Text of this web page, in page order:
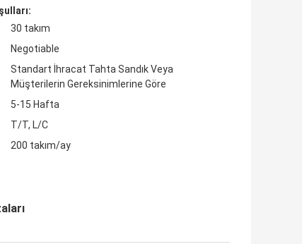
30 takım
Negotiable
Standart İhracat Tahta Sandık Veya
Müşterilerin Gereksinimlerine Göre
5-15 Hafta
T/T, L/C
200 takım/ay